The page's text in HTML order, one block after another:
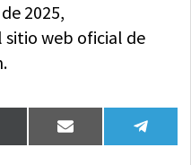
2025,
sitio web oficial de
Compartir
en
Email
en